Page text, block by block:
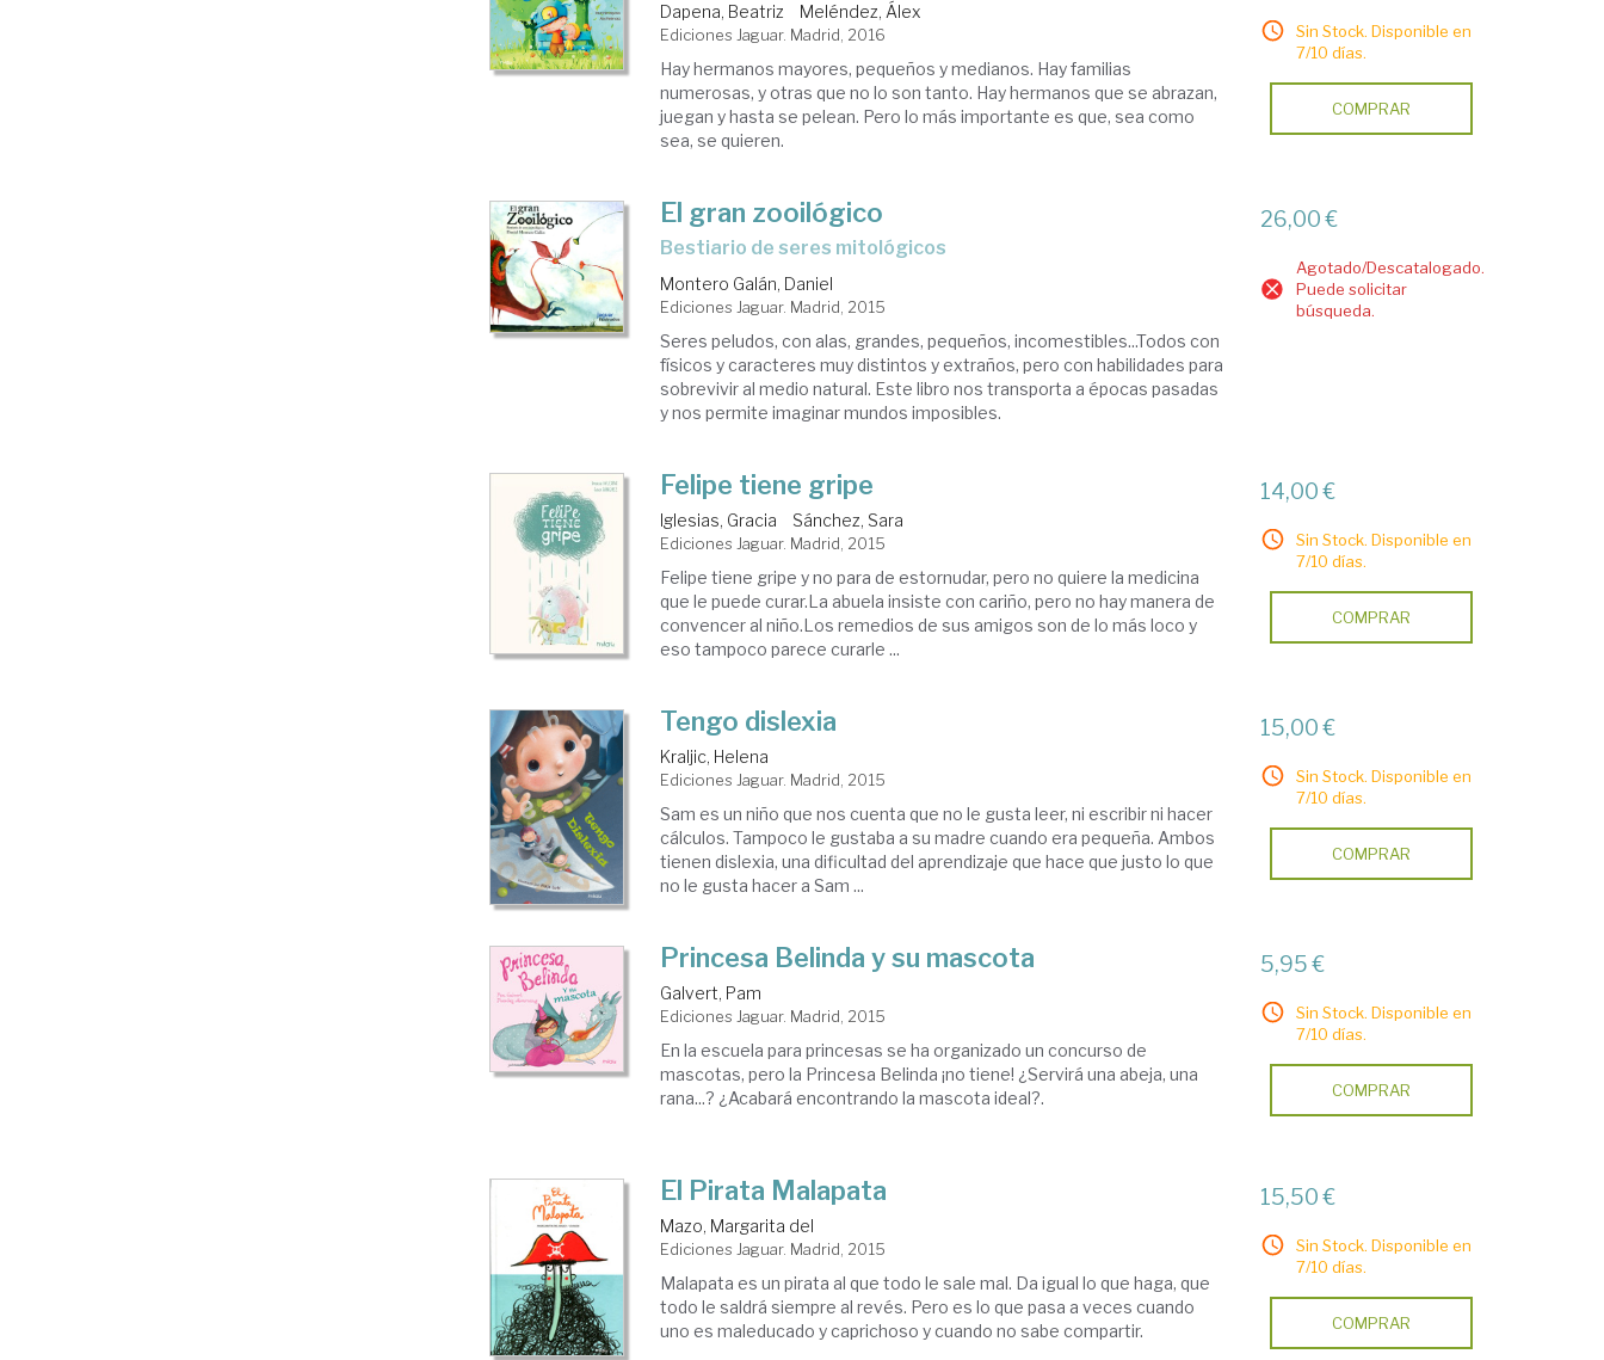
Dapena, Beatriz Meléndez, Álex
Ediciones Jaguar. Madrid, 2016
Hay hermanos mayores, pequeños y medianos. Hay familias
numerosas, y otras que no lo son tanto. Hay hermanos que se abrazan,
juegan y hasta se pelean. Pero lo más importante es que, sea como
sea, se quieren.
Sin Stock. Disponible en
7/10 días.
COMPRAR
El gran zooilógico
bestiario de seres mitológicos
Montero Galán, Daniel
Ediciones Jaguar. Madrid, 2015
Seres peludos, con alas, grandes, pequeños, incomestibles...Todos con
físicos y caracteres muy distintos y extraños, pero con habilidades para
sobrevivir al medio natural. Este libro nos transporta a épocas pasadas
y nos permite imaginar mundos imposibles.
26,00 €
Agotado/Descatalogado.
Puede solicitar
búsqueda.
Felipe tiene gripe
Iglesias, Gracia Sánchez, Sara
Ediciones Jaguar. Madrid, 2015
Felipe tiene gripe y no para de estornudar, pero no quiere la medicina
que le puede curar.La abuela insiste con cariño, pero no hay manera de
convencer al niño.Los remedios de sus amigos son de lo más loco y
eso tampoco parece curarle ...
14,00 €
Sin Stock. Disponible en
7/10 días.
COMPRAR
Tengo dislexia
Kraljic, Helena
Ediciones Jaguar. Madrid, 2015
Sam es un niño que nos cuenta que no le gusta leer, ni escribir ni hacer
cálculos. Tampoco le gustaba a su madre cuando era pequeña. Ambos
tienen dislexia, una dificultad del aprendizaje que hace que justo lo que
no le gusta hacer a Sam ...
15,00 €
Sin Stock. Disponible en
7/10 días.
COMPRAR
Princesa Belinda y su mascota
Galvert, Pam
Ediciones Jaguar. Madrid, 2015
En la escuela para princesas se ha organizado un concurso de
mascotas, pero la Princesa Belinda ¡no tiene! ¿Servirá una abeja, una
rana...? ¿Acabará encontrando la mascota ideal?.
5,95 €
Sin Stock. Disponible en
7/10 días.
COMPRAR
El Pirata Malapata
Mazo, Margarita del
Ediciones Jaguar. Madrid, 2015
Malapata es un pirata al que todo le sale mal. Da igual lo que haga, que
todo le saldrá siempre al revés. Pero es lo que pasa a veces cuando
uno es maleducado y caprichoso y cuando no sabe compartir.
15,50 €
Sin Stock. Disponible en
7/10 días.
COMPRAR